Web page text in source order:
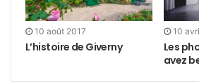
10 août 2017
L’histoire de Giverny
10
Les
avez